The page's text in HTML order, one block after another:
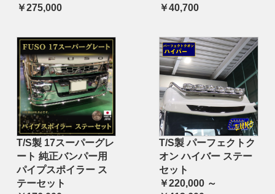
￥275,000
￥40,700
T/S製 17スーパーグレ
ート 純正バンパー用
パイプスポイラー ス
テーセット
T/S製 パーフェクトク
オン ハイバー ステー
セット
￥220,000 ～